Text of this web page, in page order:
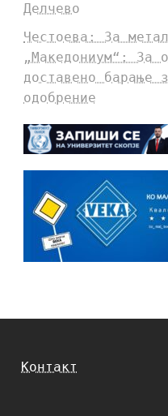
Делчево
Честоева: За
„Македониум“: За
доставено барање
одобрение
Контакт